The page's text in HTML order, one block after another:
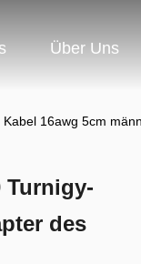
Über Uns
Kabel 16awg 5cm
Turnigy-
des